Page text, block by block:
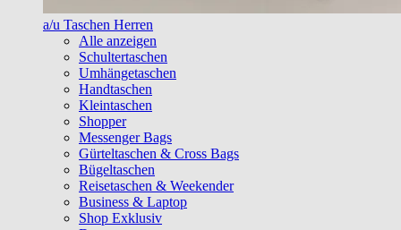
a/u Taschen Herren
Alle anzeigen
Schultertaschen
Umhängetaschen
Handtaschen
Kleintaschen
Shopper
Messenger Bags
Gürteltaschen & Cross Bags
Bügeltaschen
Reisetaschen & Weekender
Business & Laptop
Shop Exklusiv